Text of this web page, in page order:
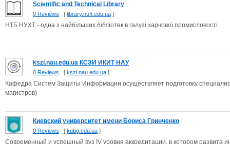
Scientific and Technical Library
0 Reviews [ library.nuft.edu.ua ]
НТБ НУХТ - одна з найбільших бібліотек в галузі харчової промисловості
kszi.nau.edu.ua КСЗИ ИКИТ НАУ
0 Reviews [ kszi.nau.edu.ua ]
Кафедра Систем Защиты Информации осуществляет подготовку
магистров)
Киевский университет имени Бориса Гринченко
0 Reviews [ kubg.edu.ua ]
Cовременный и успешный вуз IV уровня аккредитации, в котором развита